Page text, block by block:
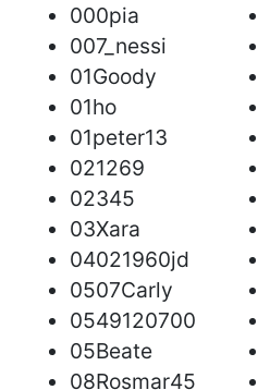
000pia
007_nessi
01Goody
01ho
01peter13
021269
02345
03Xara
04021960jd
0507Carly
0549120700
05Beate
08Rosmar45